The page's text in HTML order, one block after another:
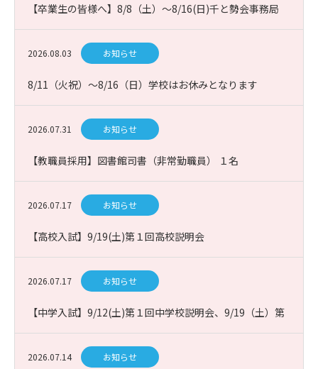
【卒業生の皆様へ】8/8（土）～8/16(日)千と勢会事務局
お休み
2026.08.03 お知らせ
8/11（火祝）～8/16（日）学校はお休みとなります
2026.07.31 お知らせ
【教職員採用】図書館司書（非常勤職員） １名
2026.07.17 お知らせ
【高校入試】9/19(土)第１回高校説明会
2026.07.17 お知らせ
【中学入試】9/12(土)第１回中学校説明会、9/19（土）第
１回課題図書プレゼン入試説明会
2026.07.14 お知らせ